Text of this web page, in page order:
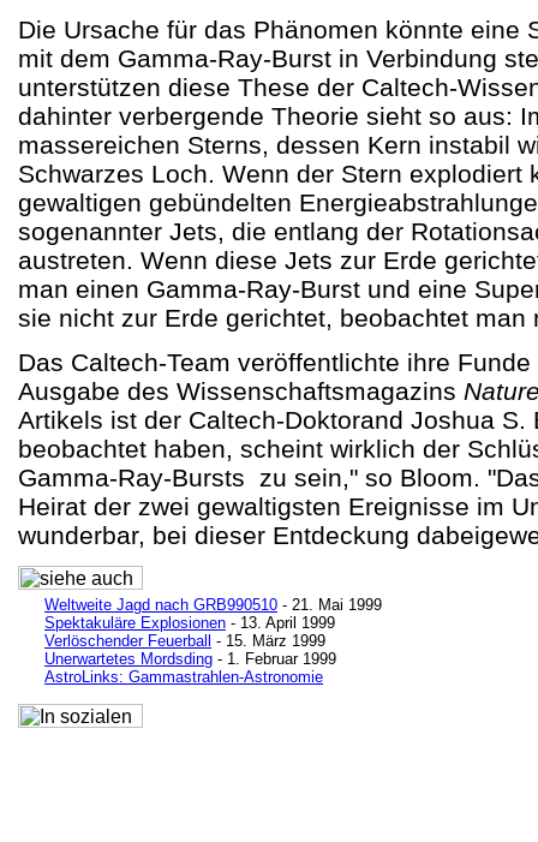
Die Ursache für das Phänomen könnte eine
mit dem Gamma-Ray-Burst in Verbindung
unterstützen diese These der Caltech-
dahinter verbergende Theorie sieht so aus:
massereichen Sterns, dessen Kern instabil
Schwarzes Loch. Wenn der Stern explodiert
gewaltigen gebündelten
sogenannter Jets, die entlang der
austreten. Wenn diese Jets zur Erde
man einen Gamma-Ray-Burst und eine
sie nicht zur Erde gerichtet, beobachtet man
Das Caltech-Team veröffentlichte ihre
Ausgabe des Wissenschaftsmagazins
Artikels ist der Caltech-Doktorand Joshua S.
beobachtet haben, scheint wirklich der
Gamma-Ray-Bursts zu sein," so Bloom.
Heirat der zwei gewaltigsten Ereignisse im
wunderbar, bei dieser Entdeckung
Weltweite Jagd nach GRB990510 - 21. Mai 1999
Spektakuläre Explosionen - 13. April 1999
Verlöschender Feuerball - 15. März 1999
Unerwartetes Mordsding - 1. Februar 1999
AstroLinks: Gammastrahlen-Astronomie